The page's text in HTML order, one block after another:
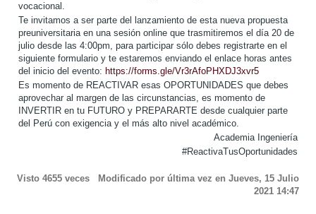
vocacional.
Te invitamos a ser parte del lanzamiento de esta nueva propuesta
preuniversitaria en una sesión online que trasmitiremos el día 20 de
julio desde las 4:00pm, para participar sólo debes registrarte en el
siguiente formulario y te estaremos enviando el enlace horas antes
del inicio del evento: https://forms.gle/Vr3rAfoPHXDJ3xvr5
Es momento de REACTIVAR esas OPORTUNIDADES que debes
aprovechar al margen de las circunstancias, es momento de
INVERTIR en tu FUTURO y PREPARARTE desde cualquier parte
del Perú con exigencia y el más alto nivel académico.
Academia Ingeniería
#ReactivaTusOportunidades
Visto 4655 veces
Modificado por última vez en Jueves, 15 Julio
2021 14:47